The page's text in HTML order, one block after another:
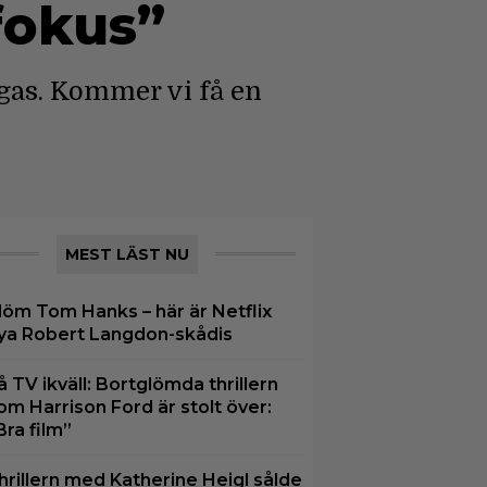
Kommer vi få en
MEST LÄST NU
Tom Hanks – här är Netflix
Robert Langdon-skådis
TV ikväll: Bortglömda thrillern
Harrison Ford är stolt över:
film”
med Katherine Heigl sålde